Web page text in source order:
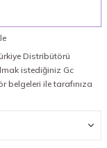
Distribütörü
istediğiniz Gc
belgeleri ile tarafınıza